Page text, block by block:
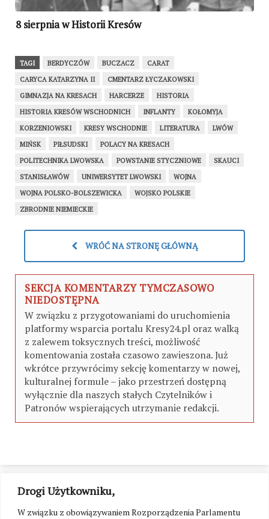
Drogi Użytkowniku,
W związku z obowiązywaniem Rozporządzenia Parlamentu
8 sierpnia w Historii Kresów
TAGI BERDYCZÓW BUCZACZ
CARAT
CARYCA KATARZYNA II
CMENTARZ ŁYCZAKOWSKI
GIMNAZJA NA KRESACH
HARCERZE
HISTORIA
HISTORIA KRESÓW WSCHODNICH
INFLANTY
KOŁOMYJA
KORZENIOWSKI
KRESY WSCHODNIE LITERATURA
LWÓW
MIŃSK
PIŁSUDSKI
POLACY NA KRESACH
POLITECHNIKA LWOWSKA
POWSTANIE STYCZNIOWE
SKAUCI
STANISŁAWÓW
UNIWERSYTET LWOWSKI
WOJNA
WOJNA POLSKO-BOLSZEWICKA
WOJSKO POLSKIE
ZBRODNIE NIEMIECKIE
WRÓĆ NA STRONĘ GŁÓWNĄ
SEKCJA KOMENTARZY TYMCZASOWO
NIEDOSTĘPNA
W związku z przygotowaniami do uruchomienia
platformy wsparcia portalu Kresy24.pl oraz walką
z zalewem toksycznych treści, możliwość
komentowania została czasowo zawieszona. Już
wkrótce przywrócimy sekcję komentarzy w nowej,
kulturalnej formule – jako przestrzeń dostępną
wyłącznie dla naszych stałych Czytelników i
Patronów wspierających utrzymanie redakcji.